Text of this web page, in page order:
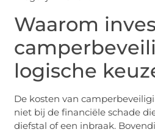
Waarom
logische
De kosten van
niet bij de financiële schade
diefstal of een inbraak.